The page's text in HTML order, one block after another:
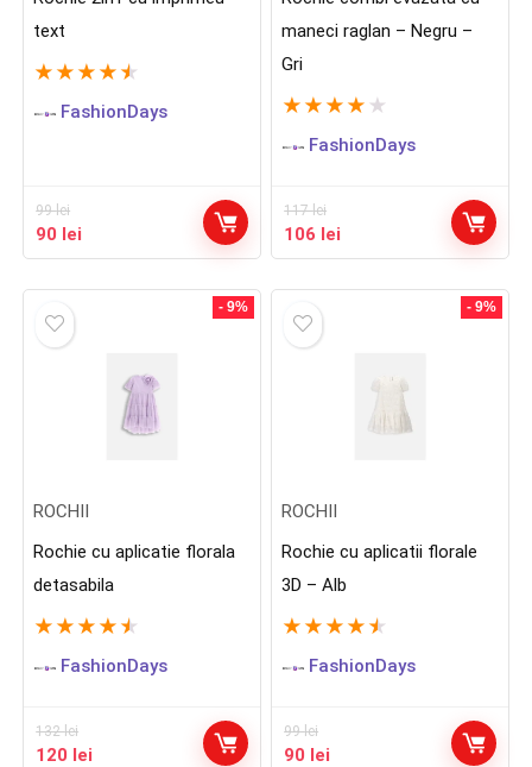
text
★ ★ ★ ★ ★
FashionDays
99lei
Prețul
inițial
99 lei.
90 lei
curent
maneci raglan – Negru –
Gri
★ ★ ★ ★ ★
FashionDays
117lei
Prețul
inițial
117 lei.
106 lei
curent
- 9%
ROCHII
Rochie cu aplicatie florala
detasabila
★ ★ ★ ★ ★
FashionDays
132lei
Prețul
120 lei
- 9%
ROCHII
Rochie cu aplicatii florale
3D – Alb
★ ★ ★ ★ ★
FashionDays
99lei
Prețul
90 lei